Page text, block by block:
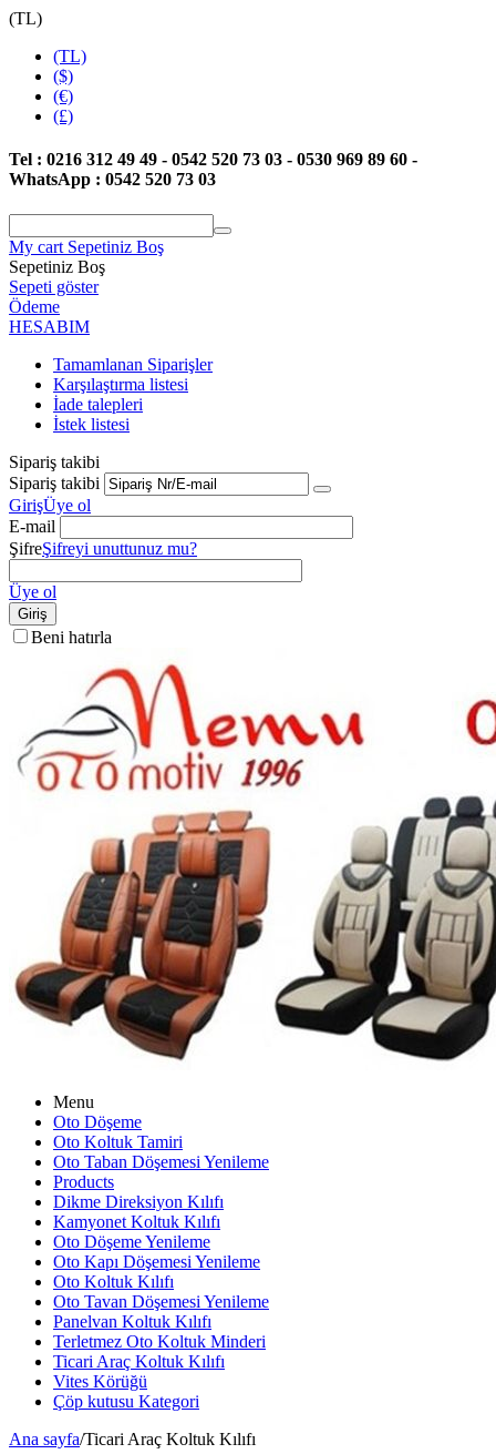
(TL)
(TL)
($)
(€)
(£)
Tel : 0216 312 49 49 - 0542 520 73 03 - 0530 969 89 60 -
WhatsApp : 0542 520 73 03
My cart Sepetiniz Boş
Sepetiniz Boş
Sepeti göster
Ödeme
HESABIM
Tamamlanan Siparişler
Karşılaştırma listesi
İade talepleri
İstek listesi
Sipariş takibi
Sipariş takibi
GirişÜye ol
E-mail
ŞifreŞifreyi unuttunuz mu?
Üye ol
Giriş
Beni hatırla
Menu
Oto Döşeme
Oto Koltuk Tamiri
Oto Taban Döşemesi Yenileme
Products
Dikme Direksiyon Kılıfı
Kamyonet Koltuk Kılıfı
Oto Döşeme Yenileme
Oto Kapı Döşemesi Yenileme
Oto Koltuk Kılıfı
Oto Tavan Döşemesi Yenileme
Panelvan Koltuk Kılıfı
Terletmez Oto Koltuk Minderi
Ticari Araç Koltuk Kılıfı
Vites Körüğü
Çöp kutusu Kategori
Ana sayfa/Ticari Araç Koltuk Kılıfı